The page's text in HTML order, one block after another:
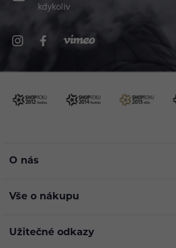
kdykoliv
O nás
Vše o nákupu
Užitečné odkazy